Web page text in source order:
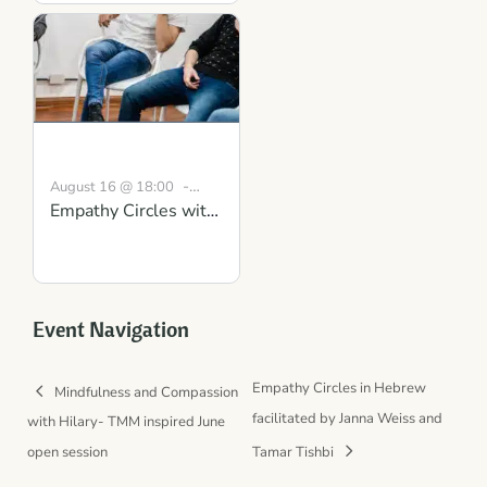
Scotland
August 16 @ 18:00 -
19:30 BST
Empathy Circles with
Clarity and Mutual
Event Navigation
Mindfulness and Compassion
with Hilary- TMM inspired June
open session
Empathy Circles in Hebrew
facilitated by Janna Weiss and
Tamar Tishbi